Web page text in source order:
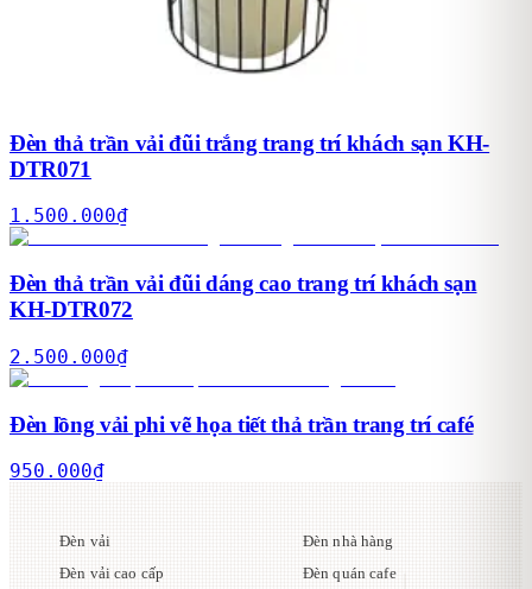
Đèn thả trần vải đũi trắng trang trí khách sạn KH-
DTR071
1.500.000₫
Đèn thả trần vải đũi dáng cao trang trí khách sạn
KH-DTR072
2.500.000₫
Đèn lồng vải phi vẽ họa tiết thả trần trang trí café
950.000₫
Đèn vải
Đèn vải cao cấp
Đèn nhà hàng
Đèn quán cafe